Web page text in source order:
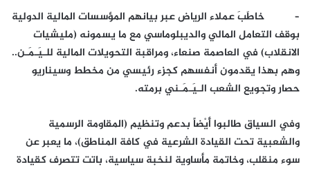
– خاطَبَ عملاء الرياض عبر بيانهم المؤسسات المالية الدولية
بوقف التعامل المالي والديبلوماسي مع ما يسمونه (مليشيات
الانقلاب) في العاصمة صنعاء، ومراقبة التحويلات المالية للـيَـمَـن..
وهم بهذا يقدمون أنفسهم كجزء رئيسي من مخطط وسيناريو
حصار وتجويع الشعب الـيَـمَـني برمته.
وفي السياق طالبوا أَيْضاً بدعم وتنظيم (المقاومة الرسمية
والشعبية تحت القيادة الشرعية في كافة المناطق)، ما يعبر عن
سوء منقلب، وخاتمة مأساوية لنخبة سياسية، باتت تتصرف كقيادة